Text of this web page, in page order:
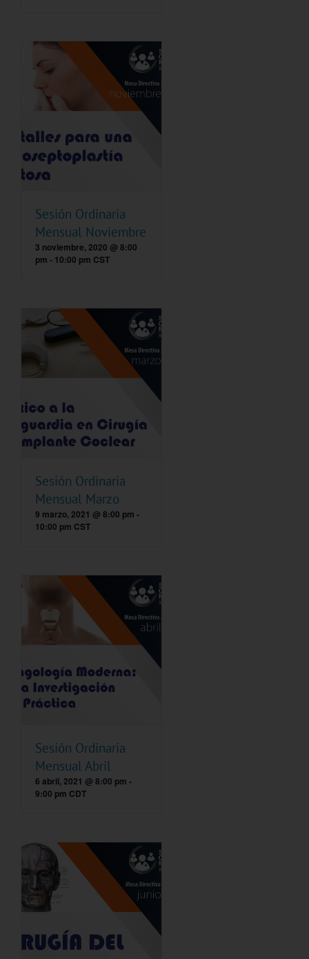
Sesión Ordinaria
Mensual Noviembre
3 noviembre, 2020 @ 8:00
pm - 10:00 pm CST
Sesión Ordinaria
Mensual Marzo
9 marzo, 2021 @ 8:00 pm -
10:00 pm CST
Sesión Ordinaria
Mensual Abril
6 abril, 2021 @ 8:00 pm -
9:00 pm CDT